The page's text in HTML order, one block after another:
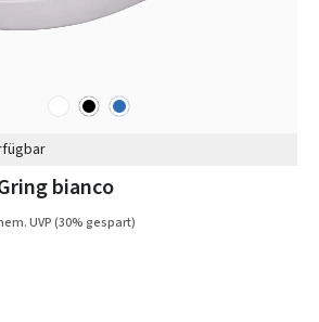
weißschwarz
blau
bianco
UVP(30% gespart)